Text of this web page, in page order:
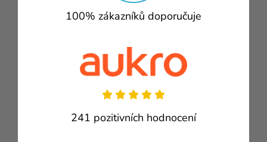
100% zákazníků doporučuje
241 pozitivních hodnocení